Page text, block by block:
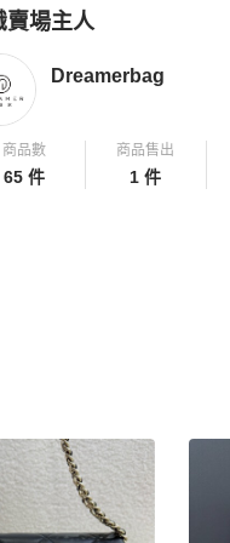
賣場主人
拍拍圈嚴選賣家
Dreamerbag
商品數
65 件
商品售出
1 件